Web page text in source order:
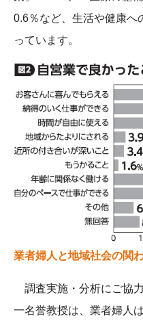
0.6％など、生活や健康へ
っています。
業者婦人と地域社会の関
調査実施・分析にご協
一名誉教授は、業者婦人